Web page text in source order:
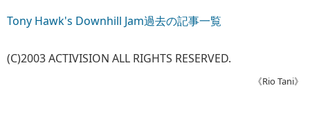
Tony Hawk's Downhill Jam過去の記事一覧
(C)2003 ACTIVISION ALL RIGHTS RESERVED.
《Rio Tani》